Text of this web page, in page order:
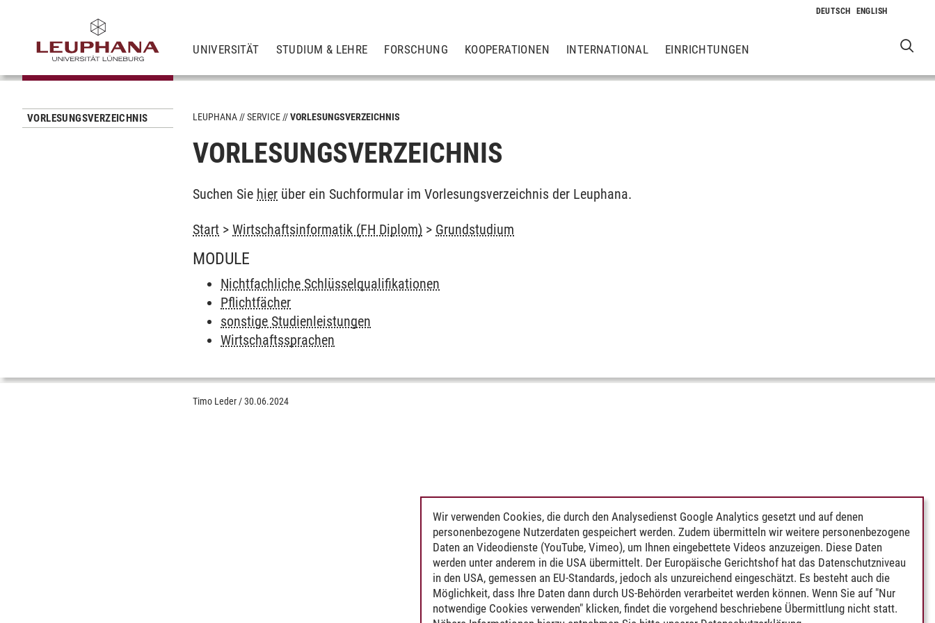
UNIVERSITÄT STUDIUM & LEHRE FORSCHUNG KOOPERATIONEN INTERNATIONAL EINRICHTUNGEN
VORLESUNGSVERZEICHNIS LEUPHANA SERVICE VORLESUNGSVERZEICHNIS
VORLESUNGSVERZEICHNIS
Suchen Sie hier über ein Suchformular im Vorlesungsverzeichnis der Leuphana.
Start >Wirtschaftsinformatik (FH Diplom) > Grundstudium
MODULE
Nichtfachliche Schlüsselqualifikationen
Pflichtfächer
sonstige Studienleistungen
Wirtschaftssprachen
Timo Leder /30.06.2024
Wir verwenden Cookies, die durch den Analysedienst Google Analytics gesetzt und auf denen
personenbezogene Nutzerdaten gespeichert werden. Zudem übermitteln wir weitere personenbezogene
Daten an Videodienste (YouTube, Vimeo), um Ihnen eingebettete Videos anzuzeigen. Diese Daten
werden unter anderem in die USA übermittelt. Der Europäische Gerichtshof hat das Datenschutzniveau
in den USA, gemessen an EU-Standards, jedoch als unzureichend eingeschätzt. Es besteht auch die
Möglichkeit, dass Ihre Daten dann durch US-Behörden verarbeitet werden können. Wenn Sie auf "Nur
notwendige Cookies verwenden" klicken, findet die vorgehend beschriebene Übermittlung nicht statt.